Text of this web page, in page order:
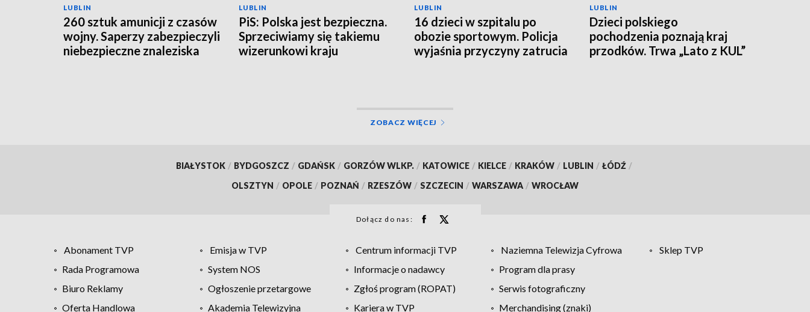
LUBLIN
260 sztuk amunicji z czasów
wojny. Saperzy zabezpieczyli
niebezpieczne znaleziska
LUBLIN
PiS: Polska jest bezpieczna.
Sprzeciwiamy się takiemu
wizerunkowi kraju
LUBLIN
16 dzieci w szpitalu po
obozie sportowym. Policja
wyjaśnia przyczyny zatrucia
LUBLIN
Dzieci polskiego
pochodzenia poznają kraj
przodków. Trwa „Lato z KUL”
ZOBACZ WIĘCEJ
BIAŁYSTOK / BYDGOSZCZ / GDAŃSK / GORZÓW WLKP. / KATOWICE / KIELCE / KRAKÓW / LUBLIN / ŁÓDŹ /
OLSZTYN / OPOLE / POZNAŃ / RZESZÓW / SZCZECIN / WARSZAWA / WROCŁAW
Dołącz do nas:
Abonament TVP Emisja w TVP Centrum informacji TVP Naziemna Telewizja Cyfrowa
Sklep TVP
Rada Programowa
System NOS Informacje o nadawcy
Program dla prasy
Biuro Reklamy
Ogłoszenie przetargowe Zgłoś program (ROPAT)
Serwis fotograficzny
Oferta Handlowa
Akademia Telewizyjna Kariera w TVP Merchandising (znaki)